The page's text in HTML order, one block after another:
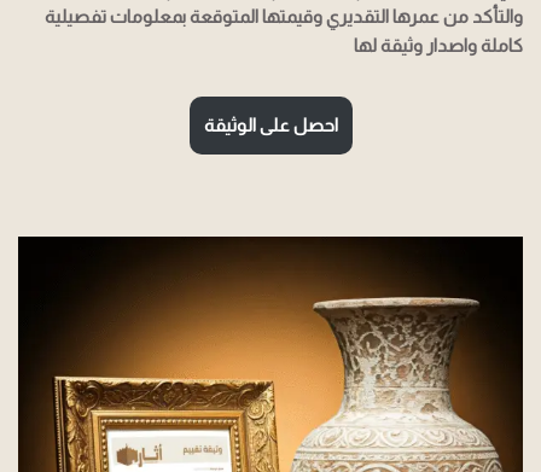
والتأكد من عمرها التقديري وقيمتها المتوقعة بمعلومات تفصيلية
كاملة واصدار وثيقة لها
احصل على الوثيقة